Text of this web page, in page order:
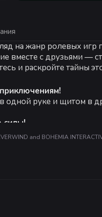
на жанр ролевых игр
вместе с друзьями —
и раскройте тайны
одной руке и щитом в
силы!
магических
Ваш дом!
корабля — крепости,
— это ваш дом на небе,
лучше!
and BOHEMIA
система
к интернету
are a subject to